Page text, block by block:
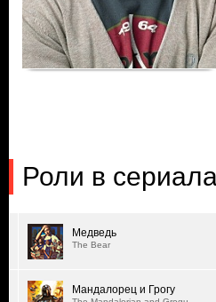
Роли в
Медведь
The Bear
Мандалорец и Грогу